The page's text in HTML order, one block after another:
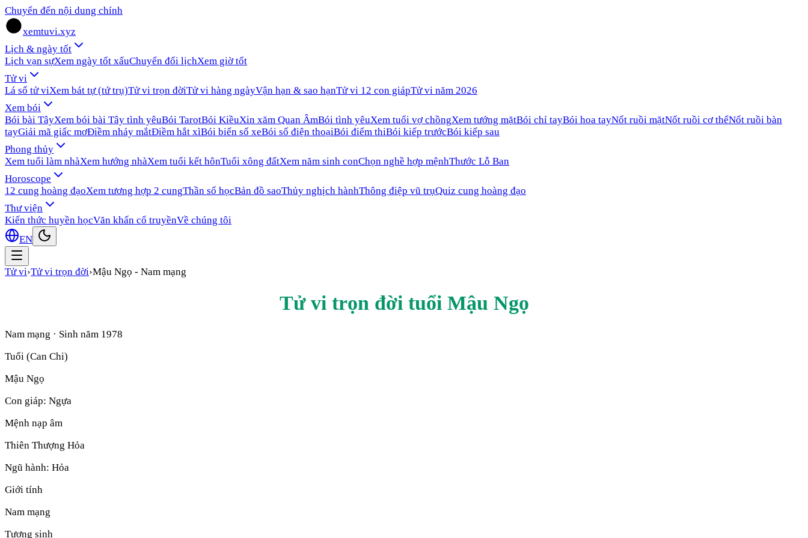
Chuyển đến nội dung chính
xemtuvi.xyz
Lịch & ngày tốt
Lịch vạn sựXem ngày tốt xấuChuyển đổi lịchXem giờ tốt
Tử vi
Lá số tử viXem bát tự (tứ trụ)Tử vi trọn đờiTử vi hàng ngàyVận hạn & sao hạnTử vi 12 con giápTử vi năm 2026
Xem bói
Bói bài TâyXem bói bài Tây tình yêuBói TarotBói KiềuXin xăm Quan ÂmBói tình yêuXem tuổi vợ chồngXem tướng mặtBói chỉ tayBói hoa tayNốt ruồi mặtNốt ruồi cơ thểNốt ruồi bàn
tayGiải mã giấc mơĐiềm nháy mắtĐiềm hắt xìBói biển số xeBói số điện thoạiBói điểm thiBói kiếp trướcBói kiếp sau
Phong thủy
Xem tuổi làm nhàXem hướng nhàXem tuổi kết hônTuổi xông đấtXem năm sinh conChọn nghề hợp mệnhThước Lỗ Ban
Horoscope
12 cung hoàng đạoXem tương hợp 2 cungThần số họcBản đồ saoThủy nghịch hànhThông điệp vũ trụQuiz cung hoàng đạo
Thư viện
Kiến thức huyền họcVăn khấn cổ truyềnVề chúng tôi
EN
Tử vi›Tử vi trọn đời›Mậu Ngọ - Nam mạng
Tử vi trọn đời tuổi Mậu Ngọ
Nam mạng · Sinh năm 1978
Tuổi (Can Chi)
Mậu Ngọ
Con giáp: Ngựa
Mệnh nạp âm
Thiên Thượng Hỏa
Ngũ hành: Hỏa
Giới tính
Nam mạng
Tương sinh